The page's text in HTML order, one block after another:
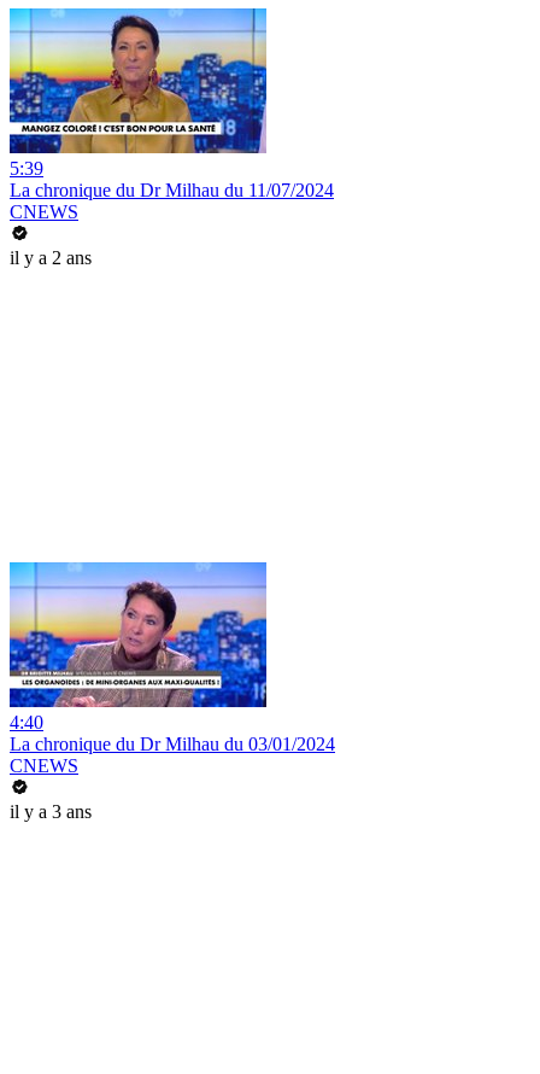
5:39
La chronique du Dr Milhau du 11/07/2024
CNEWS
il y a 2 ans
4:40
La chronique du Dr Milhau du 03/01/2024
CNEWS
il y a 3 ans